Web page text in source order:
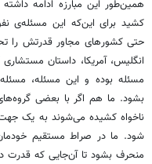
همین‌طور این مبارزه ادامه
کشید برای این‌که این مسئله‌ی
حتی کشورهای مجاور قدرتش را
انگلیس، آمریکا،‌ داستان
مسئله بوده و این مسئله،
بشود. ما هم اگر با بعضی
ناخواه کشیده می‌شوند به یک
شود. ما در صراط مستقیم
منحرف بشود تا آن‌جایی که قدرت